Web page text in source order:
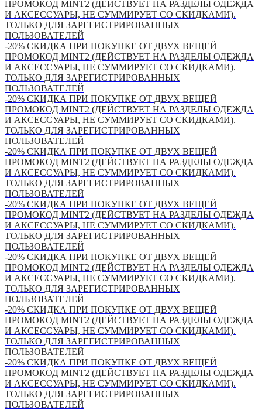
ПРОМОКОД MINT2 (ДЕЙСТВУЕТ НА РАЗДЕЛЫ ОДЕЖДА
И АКСЕССУАРЫ, НЕ СУММИРУЕТ СО СКИДКАМИ).
ТОЛЬКО ДЛЯ ЗАРЕГИСТРИРОВАННЫХ
ПОЛЬЗОВАТЕЛЕЙ
-20% СКИДКА ПРИ ПОКУПКЕ ОТ ДВУХ ВЕЩЕЙ
ПРОМОКОД MINT2 (ДЕЙСТВУЕТ НА РАЗДЕЛЫ ОДЕЖДА
И АКСЕССУАРЫ, НЕ СУММИРУЕТ СО СКИДКАМИ).
ТОЛЬКО ДЛЯ ЗАРЕГИСТРИРОВАННЫХ
ПОЛЬЗОВАТЕЛЕЙ
-20% СКИДКА ПРИ ПОКУПКЕ ОТ ДВУХ ВЕЩЕЙ
ПРОМОКОД MINT2 (ДЕЙСТВУЕТ НА РАЗДЕЛЫ ОДЕЖДА
И АКСЕССУАРЫ, НЕ СУММИРУЕТ СО СКИДКАМИ).
ТОЛЬКО ДЛЯ ЗАРЕГИСТРИРОВАННЫХ
ПОЛЬЗОВАТЕЛЕЙ
-20% СКИДКА ПРИ ПОКУПКЕ ОТ ДВУХ ВЕЩЕЙ
ПРОМОКОД MINT2 (ДЕЙСТВУЕТ НА РАЗДЕЛЫ ОДЕЖДА
И АКСЕССУАРЫ, НЕ СУММИРУЕТ СО СКИДКАМИ).
ТОЛЬКО ДЛЯ ЗАРЕГИСТРИРОВАННЫХ
ПОЛЬЗОВАТЕЛЕЙ
-20% СКИДКА ПРИ ПОКУПКЕ ОТ ДВУХ ВЕЩЕЙ
ПРОМОКОД MINT2 (ДЕЙСТВУЕТ НА РАЗДЕЛЫ ОДЕЖДА
И АКСЕССУАРЫ, НЕ СУММИРУЕТ СО СКИДКАМИ).
ТОЛЬКО ДЛЯ ЗАРЕГИСТРИРОВАННЫХ
ПОЛЬЗОВАТЕЛЕЙ
-20% СКИДКА ПРИ ПОКУПКЕ ОТ ДВУХ ВЕЩЕЙ
ПРОМОКОД MINT2 (ДЕЙСТВУЕТ НА РАЗДЕЛЫ ОДЕЖДА
И АКСЕССУАРЫ, НЕ СУММИРУЕТ СО СКИДКАМИ).
ТОЛЬКО ДЛЯ ЗАРЕГИСТРИРОВАННЫХ
ПОЛЬЗОВАТЕЛЕЙ
-20% СКИДКА ПРИ ПОКУПКЕ ОТ ДВУХ ВЕЩЕЙ
ПРОМОКОД MINT2 (ДЕЙСТВУЕТ НА РАЗДЕЛЫ ОДЕЖДА
И АКСЕССУАРЫ, НЕ СУММИРУЕТ СО СКИДКАМИ).
ТОЛЬКО ДЛЯ ЗАРЕГИСТРИРОВАННЫХ
ПОЛЬЗОВАТЕЛЕЙ
-20% СКИДКА ПРИ ПОКУПКЕ ОТ ДВУХ ВЕЩЕЙ
ПРОМОКОД MINT2 (ДЕЙСТВУЕТ НА РАЗДЕЛЫ ОДЕЖДА
И АКСЕССУАРЫ, НЕ СУММИРУЕТ СО СКИДКАМИ).
ТОЛЬКО ДЛЯ ЗАРЕГИСТРИРОВАННЫХ
ПОЛЬЗОВАТЕЛЕЙ